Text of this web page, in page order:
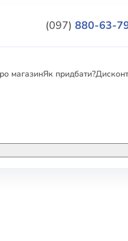
(097) 880-63-
магазинЯк придбати?Дисконт